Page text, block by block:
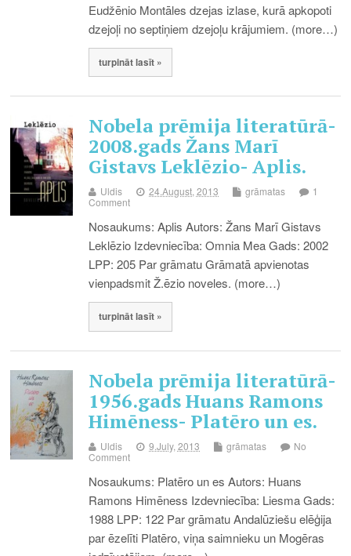
Eudžēnio Montāles dzejas izlase, kurā apkopoti
dzejoļi no septiņiem dzejoļu krājumiem. (more…)
turpināt lasīt »
Nobela prēmija literatūrā-
2008.gads Žans Marī
Gistavs Leklēzio- Aplis.
Uldis 24.August, 2013 grāmatas
1
Comment
Nosaukums: Aplis Autors: Žans Marī Gistavs
Leklēzio Izdevniecība: Omnia Mea Gads: 2002
LPP: 205 Par grāmatu Grāmatā apvienotas
vienpadsmit Ž.ēzio noveles. (more…)
turpināt lasīt »
Nobela prēmija literatūrā-
1956.gads Huans Ramons
Himēness- Platēro un es.
Uldis 9.July, 2013 grāmatas
No
Comment
Nosaukums: Platēro un es Autors: Huans
Ramons Himēness Izdevniecība: Liesma Gads:
1988 LPP: 122 Par grāmatu Andalūziešu elēģija
par ēzelīti Platēro, viņa saimnieku un Mogēras